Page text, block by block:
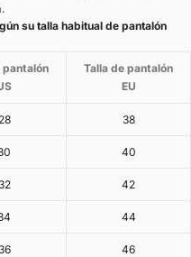
su talla habitual de pantalón
pantalón
Talla de pantalón
EU
28 38
40
32 42
44
36 46